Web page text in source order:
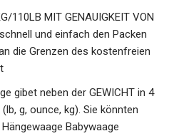
110LB MIT GENAUIGKEIT VON
und einfach den Packen
die Grenzen des kostenfreien
gibet neben der GEWICHT in 4
(lb, g, ounce, kg). Sie könnten
Babywaage